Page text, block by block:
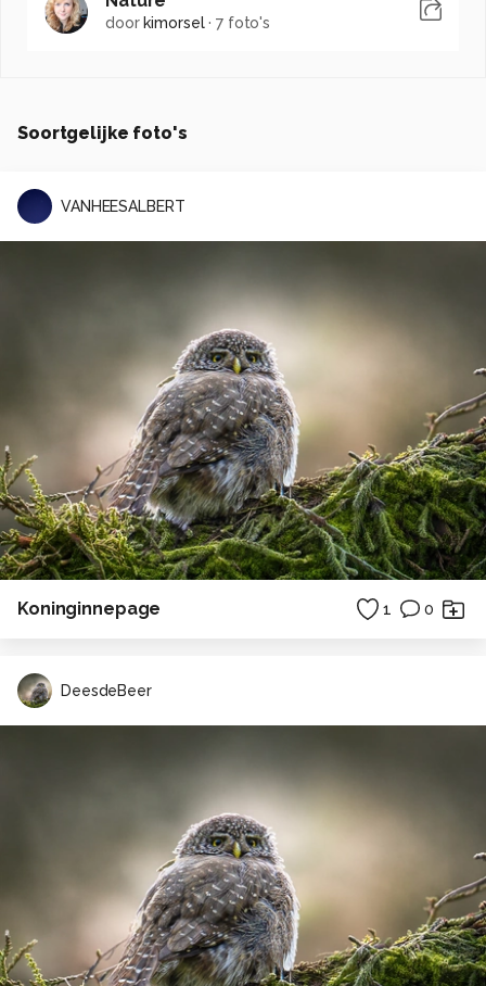
door kimorsel·7 foto's
Soortgelijke foto's
VANHEESALBERT
Koninginnepage 1 0
DeesdeBeer